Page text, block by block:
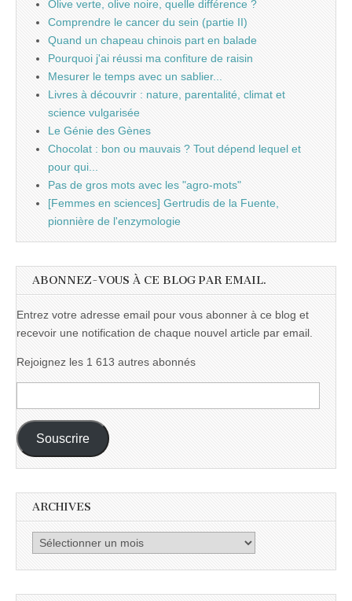
Olive verte, olive noire, quelle différence ?
Comprendre le cancer du sein (partie II)
Quand un chapeau chinois part en balade
Pourquoi j'ai réussi ma confiture de raisin
Mesurer le temps avec un sablier...
Livres à découvrir : nature, parentalité, climat et
science vulgarisée
Le Génie des Gènes
Chocolat : bon ou mauvais ? Tout dépend lequel et
pour qui...
Pas de gros mots avec les "agro-mots"
[Femmes en sciences] Gertrudis de la Fuente,
pionnière de l'enzymologie
ABONNEZ-VOUS À CE BLOG PAR EMAIL.
Entrez votre adresse email pour vous abonner à ce blog et
recevoir une notification de chaque nouvel article par email.
Rejoignez les 1 613 autres abonnés
e-
mail :
Souscrire
ARCHIVES
Archives